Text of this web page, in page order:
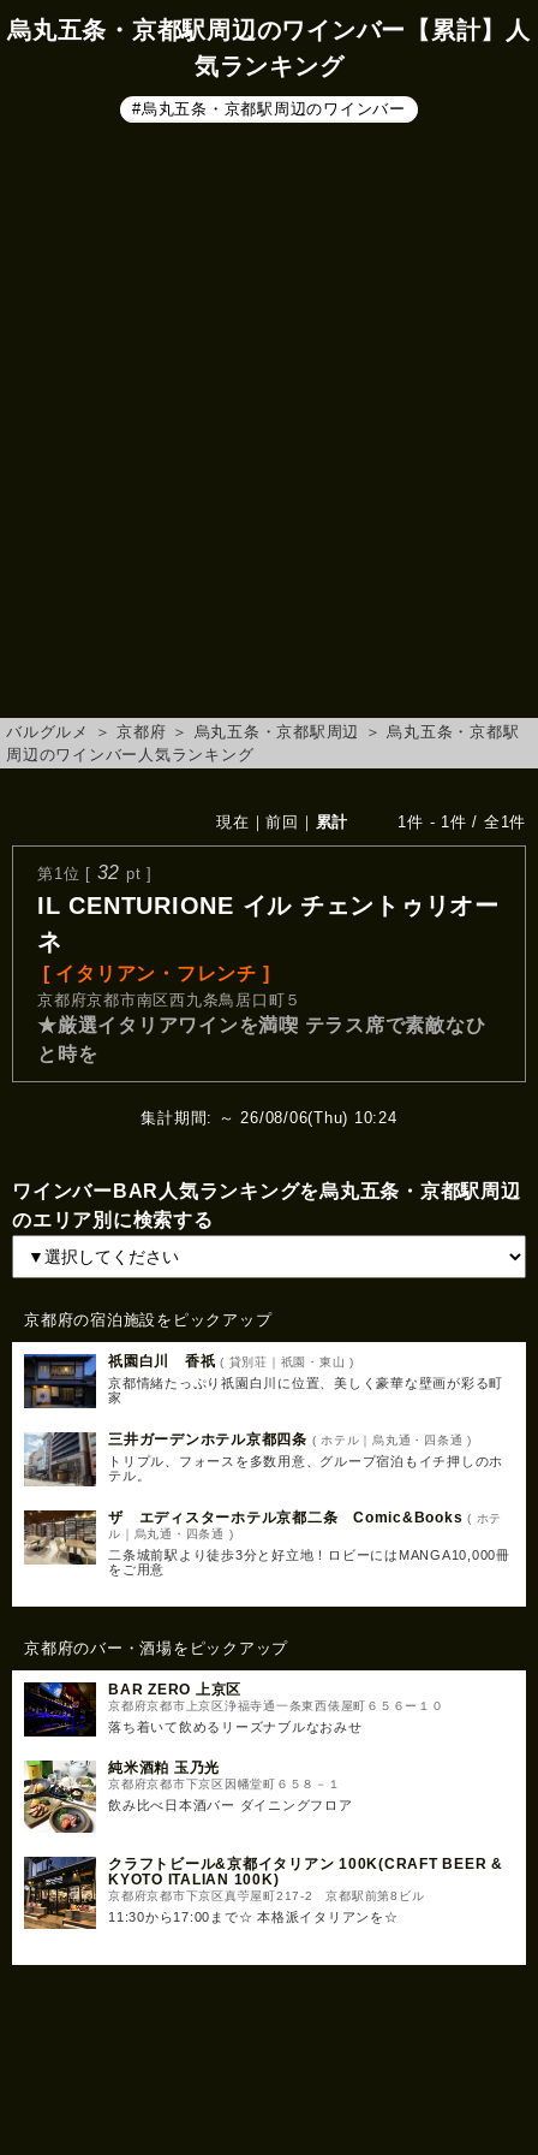
烏丸五条・京都駅周辺のワインバー【累計】人
気ランキング
#烏丸五条・京都駅周辺のワインバー
バルグルメ ＞ 京都府 ＞ 烏丸五条・京都駅周辺 ＞烏丸五条・京都駅
周辺のワインバー人気ランキング
現在 ｜前回 ｜ 累計 1件 - 1件 / 全1件
第1位 [ 32 pt ]
IL CENTURIONE イル チェントゥリオー
ネ
[ イタリアン・フレンチ ]
京都府京都市南区西九条鳥居口町５
★厳選イタリアワインを満喫 テラス席で素敵なひ
と時を
集計期間: ～ 26/08/06(Thu) 10:24
ワインバーBAR人気ランキングを烏丸五条・京都駅周辺
のエリア別に検索する
京都府の宿泊施設をピックアップ
祇園白川 香祇 ( 貸別荘｜祇園・東山 )
京都情緒たっぷり祇園白川に位置、美しく豪華な壁画が彩る町
家
三井ガーデンホテル京都四条 ( ホテル｜烏丸通・四条通 )
トリプル、フォースを多数用意、グループ宿泊もイチ押しのホ
テル。
ザ エディスターホテル京都二条 Comic&Books ( ホテ
ル｜烏丸通・四条通 )
二条城前駅より徒歩3分と好立地！ロビーにはMANGA10,000冊
をご用意
京都府のバー・酒場をピックアップ
BAR ZERO 上京区
京都府京都市上京区浄福寺通一条東西俵屋町６５６ー１０
落ち着いて飲めるリーズナブルなおみせ
純米酒粕 玉乃光
京都府京都市下京区因幡堂町６５８－１
飲み比べ日本酒バー ダイニングフロア
クラフトビール&京都イタリアン 100K(CRAFT BEER &
KYOTO ITALIAN 100K)
京都府京都市下京区真苧屋町217-2 京都駅前第8ビル
11:30から17:00まで☆ 本格派イタリアンを☆